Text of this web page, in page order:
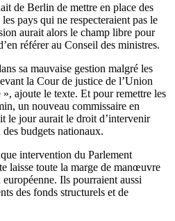
de Berlin de mettre en place des
pays qui ne respecteraient pas le
aurait alors le champ libre pour
référer au Conseil des ministres.
sa mauvaise gestion malgré les
la Cour de justice de l’Union
ajoute le texte. Et pour remettre les
un nouveau commissaire en
le jour aurait le droit d’intervenir
budgets nationaux.
intervention du Parlement
laisse toute la marge de manœuvre
Ils pourraient aussi
des fonds structurels et de